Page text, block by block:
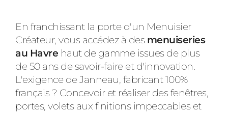
En franchissant la porte d'un Menuisier
Créateur, vous accédez à des menuiseries
au Havre haut de gamme issues de plus
de 50 ans de savoir-faire et d'innovation.
L'exigence de Janneau, fabricant 100%
français ? Concevoir et réaliser des fenêtres,
portes, volets aux finitions impeccables et